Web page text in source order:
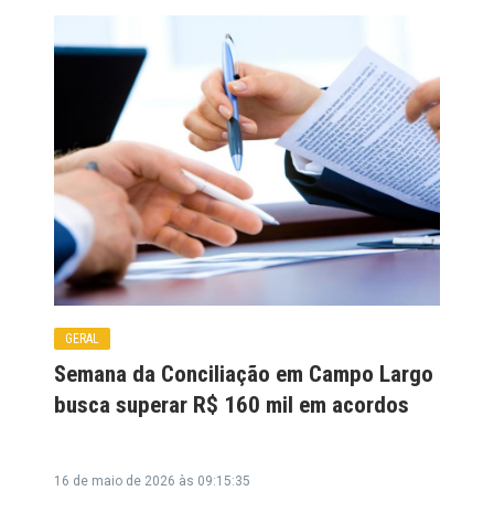
GERAL
Semana da Conciliação em Campo Largo
busca superar R$ 160 mil em acordos
16 de maio de 2026 às 09:15:35